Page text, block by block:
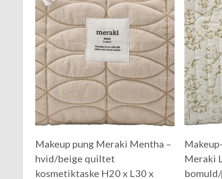
Makeup pung Meraki Mentha –
hvid/beige quiltet
kosmetiktaske H20 x L30 x
Meraki